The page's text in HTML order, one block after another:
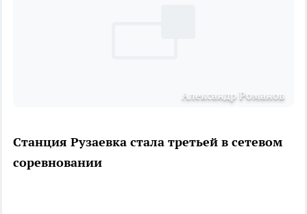
Александр Романов
Станция Рузаевка стала третьей в сетевом
соревновании